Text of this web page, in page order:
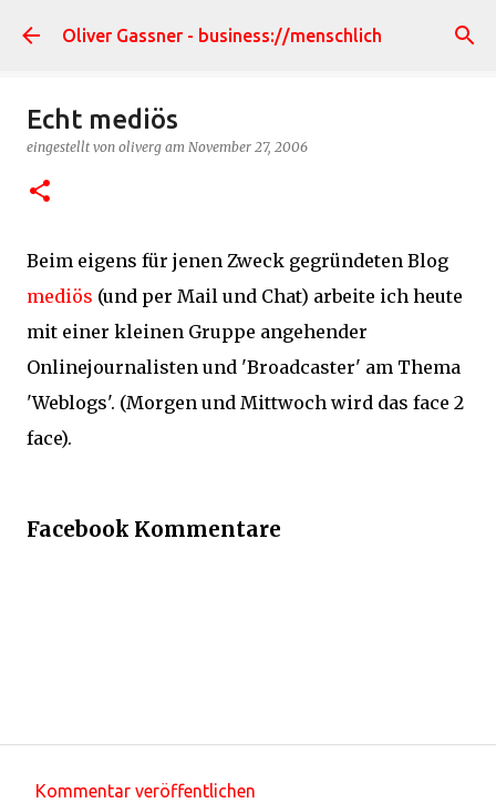
Direkt zum Hauptbereich
Oliver Gassner - business://menschlich
Echt mediös
eingestellt von oliverg am November 27, 2006
Beim eigens für jenen Zweck gegründeten Blog
mediös (und per Mail und Chat) arbeite ich heute
mit einer kleinen Gruppe angehender
Onlinejournalisten und 'Broadcaster' am Thema
'Weblogs'. (Morgen und Mittwoch wird das face 2
face).
Facebook Kommentare
Kommentar veröffentlichen